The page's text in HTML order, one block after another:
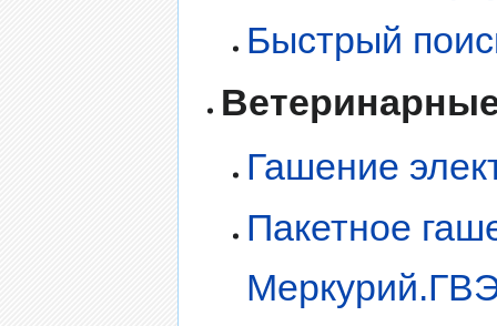
Быстрый
Гашение
Пакетное